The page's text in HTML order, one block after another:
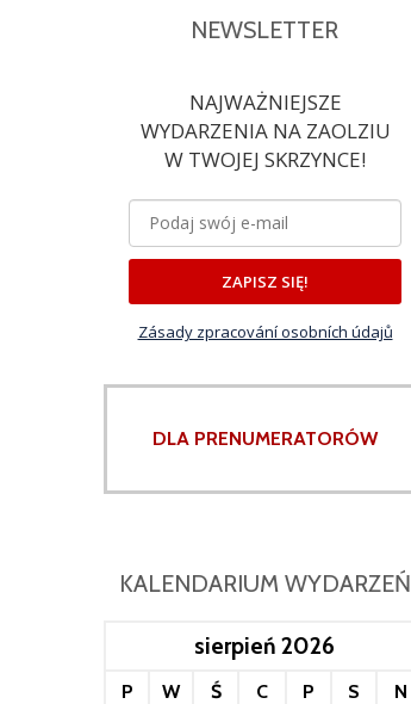
NEWSLETTER
NAJWAŻNIEJSZE
WYDARZENIA NA ZAOLZIU
W TWOJEJ SKRZYNCE!
ZAPISZ SIĘ!
Zásady zpracování osobních údajů
DLA PRENUMERATORÓW
KALENDARIUM WYDARZEŃ
sierpień 2026
P W Ś C P S
N